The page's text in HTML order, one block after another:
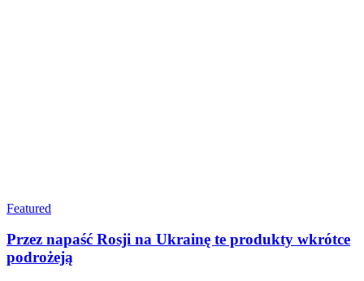
Featured
Przez napaść Rosji na Ukrainę te produkty wkrótce
podrożeją